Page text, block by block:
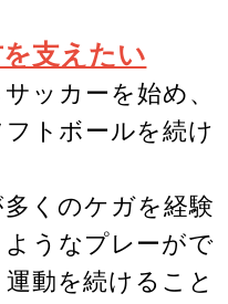
支えたい
ッカーを始め、
トボールを続け
くのケガを経験
うなプレーがで
動を続けること